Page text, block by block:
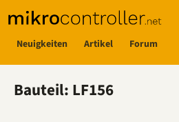
Neuigkeiten Artikel Forum
Bauteil: LF156